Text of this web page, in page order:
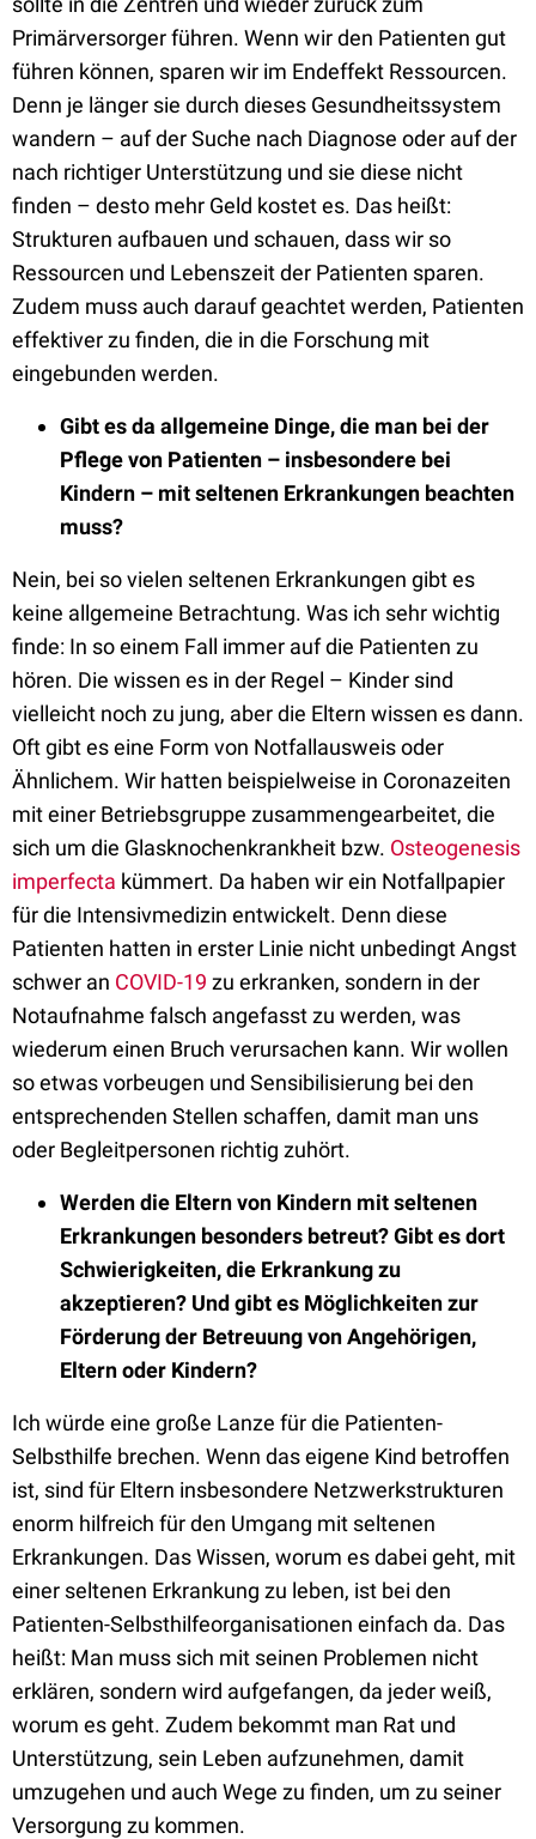
Primärversorger führen. Wenn wir den Patienten gut
führen können, sparen wir im Endeffekt Ressourcen.
Denn je länger sie durch dieses Gesundheitssystem
wandern – auf der Suche nach Diagnose oder auf der
nach richtiger Unterstützung und sie diese nicht
finden – desto mehr Geld kostet es. Das heißt:
Strukturen aufbauen und schauen, dass wir so
Ressourcen und Lebenszeit der Patienten sparen.
Zudem muss auch darauf geachtet werden, Patienten
effektiver zu finden, die in die Forschung mit
eingebunden werden.
Gibt es da allgemeine Dinge, die man bei der
Pflege von Patienten – insbesondere bei
Kindern – mit seltenen Erkrankungen beachten
muss?
Nein, bei so vielen seltenen Erkrankungen gibt es
keine allgemeine Betrachtung. Was ich sehr wichtig
finde: In so einem Fall immer auf die Patienten zu
hören. Die wissen es in der Regel – Kinder sind
vielleicht noch zu jung, aber die Eltern wissen es dann.
Oft gibt es eine Form von Notfallausweis oder
Ähnlichem. Wir hatten beispielweise in Coronazeiten
mit einer Betriebsgruppe zusammengearbeitet, die
sich um die Glasknochenkrankheit bzw. Osteogenesis
imperfecta kümmert. Da haben wir ein Notfallpapier
für die Intensivmedizin entwickelt. Denn diese
Patienten hatten in erster Linie nicht unbedingt Angst
schwer an COVID-19 zu erkranken, sondern in der
Notaufnahme falsch angefasst zu werden, was
wiederum einen Bruch verursachen kann. Wir wollen
so etwas vorbeugen und Sensibilisierung bei den
entsprechenden Stellen schaffen, damit man uns
oder Begleitpersonen richtig zuhört.
Werden die Eltern von Kindern mit seltenen
Erkrankungen besonders betreut? Gibt es dort
Schwierigkeiten, die Erkrankung zu
akzeptieren? Und gibt es Möglichkeiten zur
Förderung der Betreuung von Angehörigen,
Eltern oder Kindern?
Ich würde eine große Lanze für die Patienten-
Selbsthilfe brechen. Wenn das eigene Kind betroffen
ist, sind für Eltern insbesondere Netzwerkstrukturen
enorm hilfreich für den Umgang mit seltenen
Erkrankungen. Das Wissen, worum es dabei geht, mit
einer seltenen Erkrankung zu leben, ist bei den
Patienten-Selbsthilfeorganisationen einfach da. Das
heißt: Man muss sich mit seinen Problemen nicht
erklären, sondern wird aufgefangen, da jeder weiß,
worum es geht. Zudem bekommt man Rat und
Unterstützung, sein Leben aufzunehmen, damit
umzugehen und auch Wege zu finden, um zu seiner
Versorgung zu kommen.